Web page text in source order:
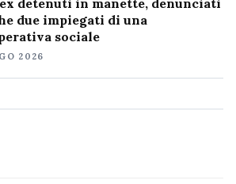
detenuti in manette, denunciati
due impiegati di una
sociale
2026